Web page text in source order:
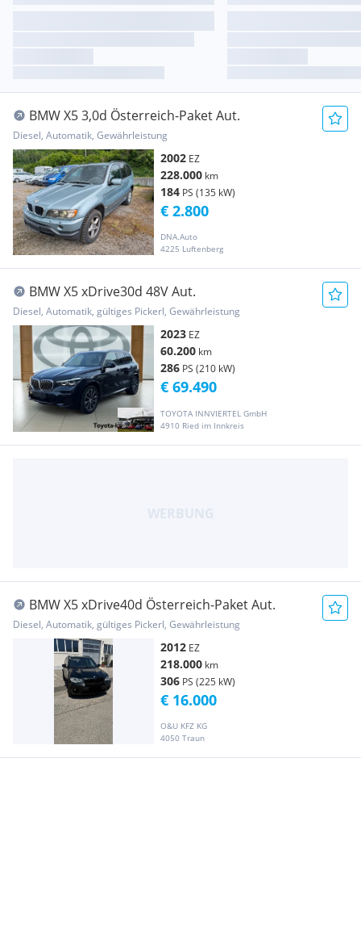
BMW X5 3,0d Österreich-Paket Aut.
Diesel, Automatik, Gewährleistung
2002 EZ
228.000 km
184 PS (135 kW)
DNA.Auto
4225 Luftenberg
€ 2.800
BMW X5 xDrive30d 48V Aut.
Diesel, Automatik, gültiges Pickerl, Gewährleistung
2023 EZ
60.200 km
286 PS (210 kW)
TOYOTA INNVIERTEL GmbH
4910 Ried im Innkreis
€ 69.490
BMW X5 xDrive40d Österreich-Paket Aut.
Diesel, Automatik, gültiges Pickerl, Gewährleistung
2012 EZ
218.000 km
306 PS (225 kW)
O&U KFZ KG
4050 Traun
€ 16.000